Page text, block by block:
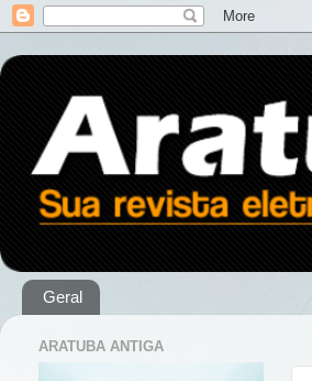
Geral
ARATUBA ANTIGA